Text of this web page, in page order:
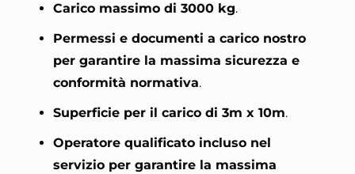
Carico massimo di 3000 kg.
Permessi e documenti a carico nostro
per garantire la massima sicurezza e
conformità normativa.
Superficie per il carico di 3m x 10m.
Operatore qualificato incluso nel
servizio per garantire la massima